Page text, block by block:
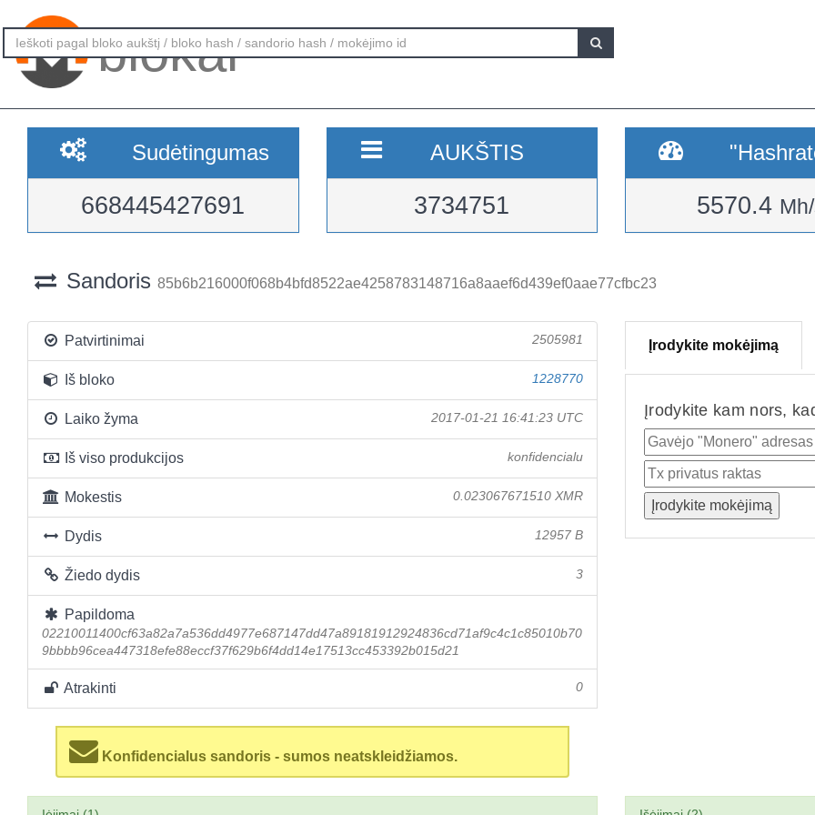
blokai
Sudėtingumas
668445427691
AUKŠTIS
3734751 5570.4
Sandoris 85b6b216000f068b4bfd8522ae4258783148716a8aaef6d439ef0aae77cfbc23
Patvirtinimai 2505981
Iš bloko 1228770
Laiko žyma 2017-01-21 16:41:23 UTC
Iš viso produkcijos konfidencialu
Mokestis 0.023067671510 XMR
Dydis 12957 B
Žiedo dydis 3
Papildoma
02210011400cf63a82a7a536dd4977e687147dd47a89181912924836cd71af9c4c1c85010b70
9bbbb96cea447318efe88eccf37f629b6f4dd14e17513cc453392b015d21
Atrakinti 0
Konfidencialus sandoris - sumos neatskleidžiamos.
Įrodykite mokėjimą
Įrodykite kam nors,